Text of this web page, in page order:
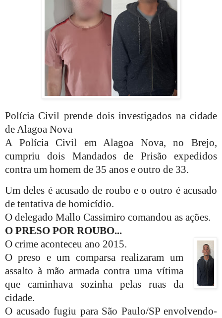
Polícia Civil prende dois investigados na cidade
de Alagoa Nova
A Polícia Civil em Alagoa Nova, no Brejo,
cumpriu dois Mandados de Prisão expedidos
contra um homem de 35 anos e outro de 33.
Um deles é acusado de roubo e o outro é acusado
de tentativa de homicídio.
O delegado Mallo Cassimiro comandou as ações.
O PRESO POR ROUBO...
O crime aconteceu ano 2015.
O preso e um comparsa realizaram um
assalto à mão armada contra uma vítima
que caminhava sozinha pelas ruas da
cidade.
O acusado fugiu para São Paulo/SP envolvendo-